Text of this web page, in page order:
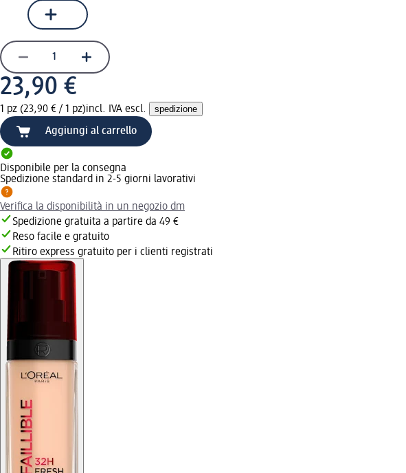
23,90 €
1 pz (23,90 € / 1 pz)incl. IVA escl. spedizione
Aggiungi al carrello
Disponibile per la consegna
Spedizione standard in 2-5 giorni lavorativi
Verifica la disponibilità in un negozio dm
Spedizione gratuita a partire da 49 €
Reso facile e gratuito
Ritiro express gratuito per i clienti registrati